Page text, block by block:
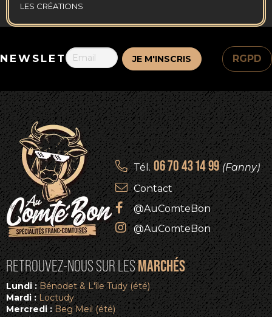
LES CRÉATIONS
NEWSLETTER RGPD
Tél. 06 70 43 14 99 (Fanny)
Contact
@AuComteBon
@AuComteBon
RETROUVEZ-NOUS SUR LESMARCHÉS
Lundi :Bénodet & L'île Tudy (été)
Mardi :Loctudy
Mercredi :Beg Meil (été)